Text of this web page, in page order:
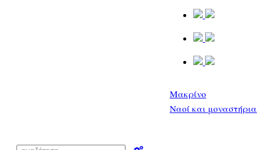
Μακρίνο
Ναοί και μοναστήρια